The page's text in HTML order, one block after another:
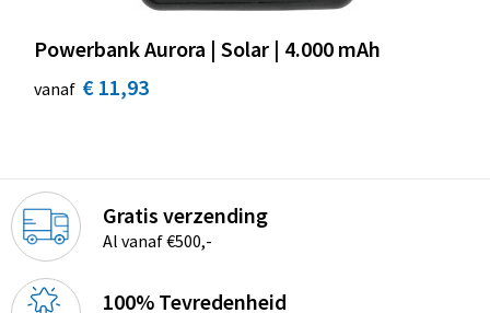
Powerbank Aurora | Solar | 4.000 mAh
vanaf € 11,93
Gratis verzending
Al vanaf €500,-
100% Tevredenheid